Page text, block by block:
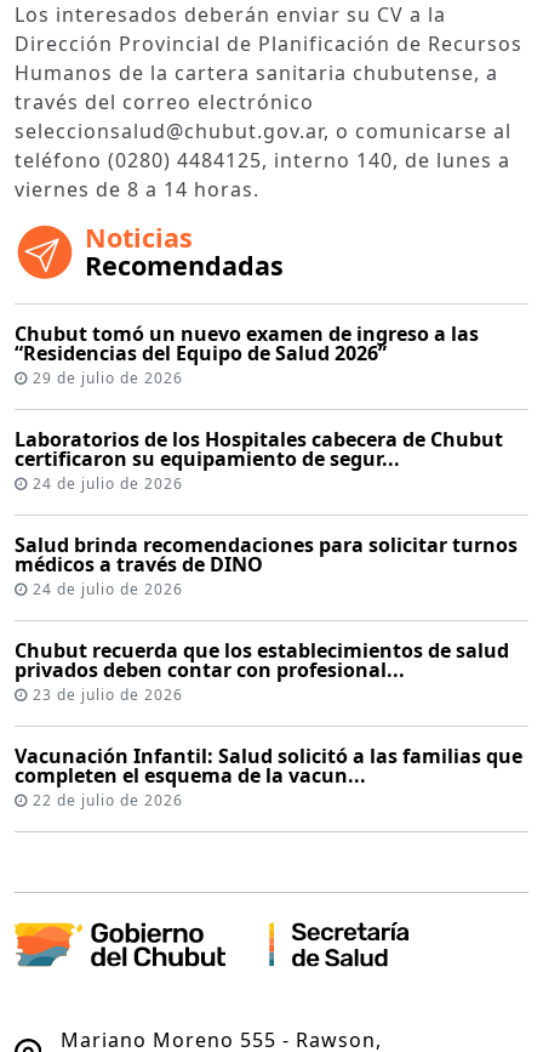
Los interesados deberán enviar su CV a la
Dirección Provincial de Planificación de Recursos
Humanos de la cartera sanitaria chubutense, a
través del correo electrónico
seleccionsalud@chubut.gov.ar, o comunicarse al
teléfono (0280) 4484125, interno 140, de lunes a
viernes de 8 a 14 horas.
Noticias
Recomendadas
Chubut tomó un nuevo examen de ingreso a las
“Residencias del Equipo de Salud 2026”
29 de julio de 2026
Laboratorios de los Hospitales cabecera de Chubut
certificaron su equipamiento de segur...
24 de julio de 2026
Salud brinda recomendaciones para solicitar turnos
médicos a través de DINO
24 de julio de 2026
Chubut recuerda que los establecimientos de salud
privados deben contar con profesional...
23 de julio de 2026
Vacunación Infantil: Salud solicitó a las familias que
completen el esquema de la vacun...
22 de julio de 2026
Mariano Moreno 555 - Rawson,